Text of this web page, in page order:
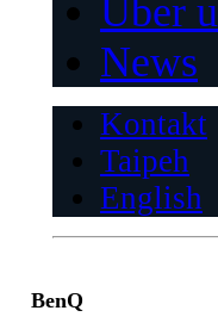
Über
News
Kontakt
Taipeh
English
BenQ